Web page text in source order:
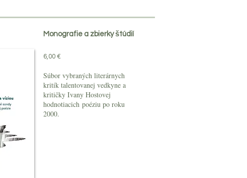
Monografie a zbierky štúdií
6,00 €
Súbor vybraných literárnych
kritík talentovanej vedkyne a
kritičky Ivany Hostovej
hodnotiacich poéziu po roku
2000.